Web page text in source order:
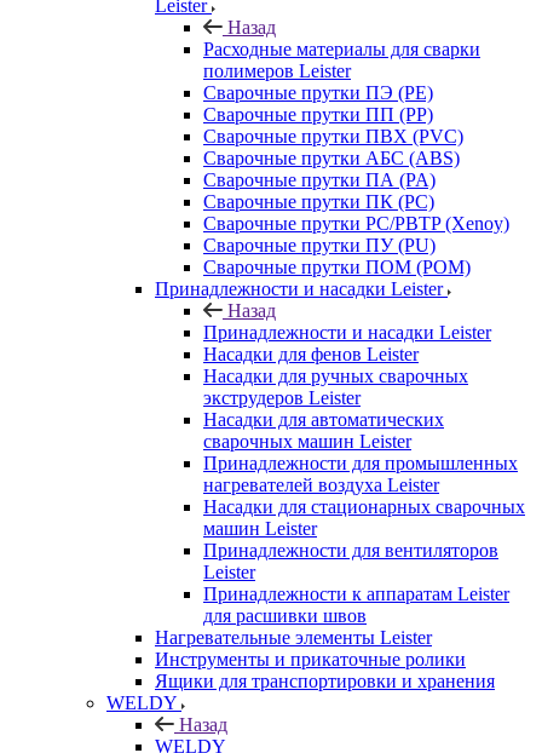
Leister
Назад
Расходные материалы для сварки
полимеров Leister
Сварочные прутки ПЭ (PE)
Сварочные прутки ПП (PP)
Сварочные прутки ПВХ (PVC)
Сварочные прутки АБС (ABS)
Сварочные прутки ПА (PA)
Сварочные прутки ПК (PC)
Сварочные прутки PC/PBTP (Xenoy)
Сварочные прутки ПУ (PU)
Сварочные прутки ПОМ (POM)
Принадлежности и насадки Leister
Назад
Принадлежности и насадки Leister
Насадки для фенов Leister
Насадки для ручных сварочных
экструдеров Leister
Насадки для автоматических
сварочных машин Leister
Принадлежности для промышленных
нагревателей воздуха Leister
Насадки для стационарных сварочных
машин Leister
Принадлежности для вентиляторов
Leister
Принадлежности к аппаратам Leister
для расшивки швов
Нагревательные элементы Leister
Инструменты и прикаточные ролики
Ящики для транспортировки и хранения
WELDY
Назад
WELDY